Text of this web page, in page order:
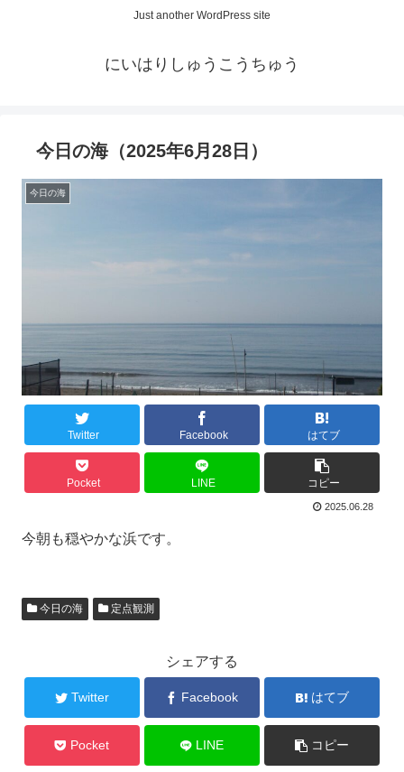
Just another WordPress site
にいはりしゅうこうちゅう
今日の海（2025年6月28日）
今日の海
Twitter Facebook はてブ
Pocket LINE コピー
2025.06.28
今朝も穏やかな浜です。
今日の海 定点観測
シェアする
Twitter Facebook はてブ
Pocket LINE コピー